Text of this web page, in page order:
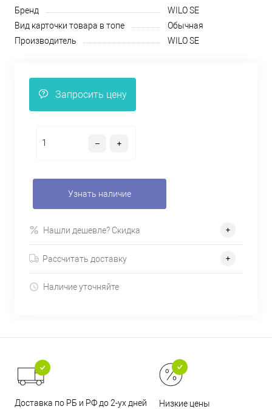
Бренд
WILO SE
Вид карточки товара в топе
Обычная
Производитель
WILO SE
Запросить цену
Узнать наличие
Нашли дешевле? Скидка
Рассчитать доставку
Наличие уточняйте
Доставка по РБ и РФ до 2-ух дней Низкие цены